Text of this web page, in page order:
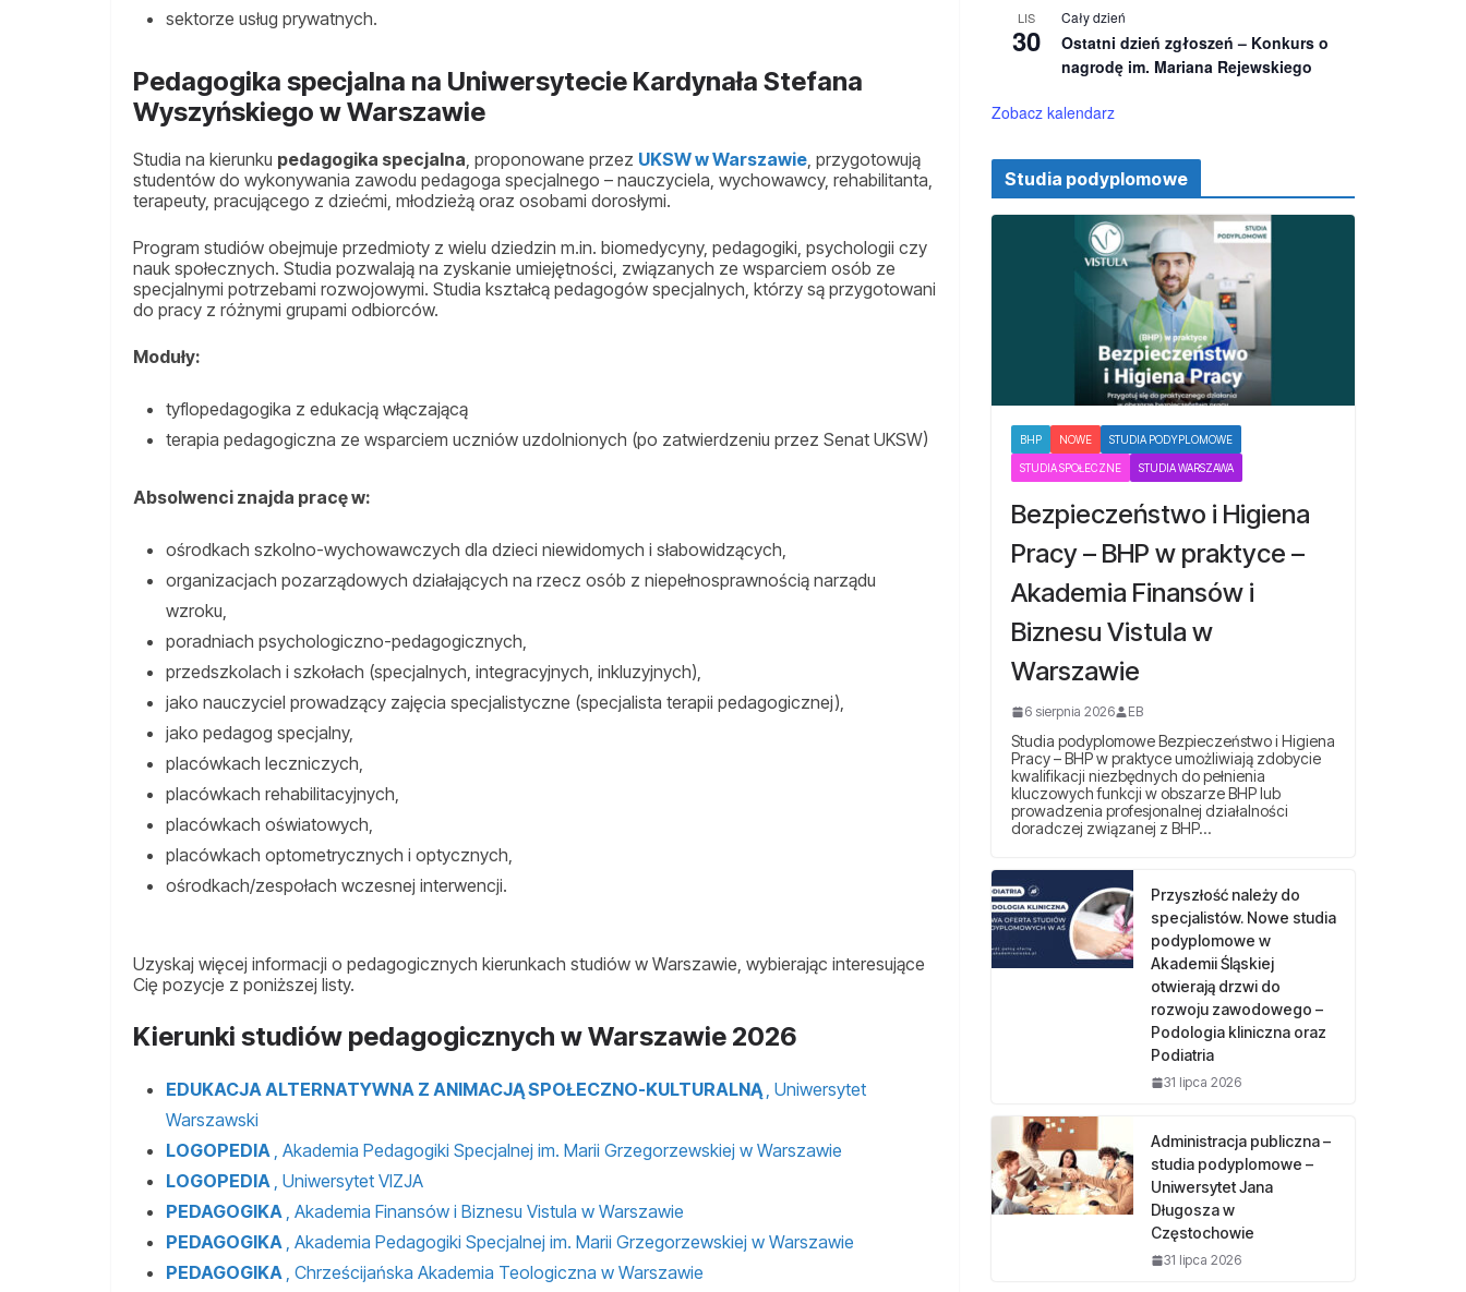
sektorze usług prywatnych.
Pedagogika specjalna na Uniwersytecie Kardynała Stefana
Wyszyńskiego w Warszawie
Studia na kierunku pedagogika specjalna , proponowane przez UKSW w Warszawie , przygotowują
studentów do wykonywania zawodu pedagoga specjalnego – nauczyciela, wychowawcy, rehabilitanta,
terapeuty, pracującego z dziećmi, młodzieżą oraz osobami dorosłymi.
Program studiów obejmuje przedmioty z wielu dziedzin m.in. biomedycyny, pedagogiki, psychologii czy
nauk społecznych. Studia pozwalają na zyskanie umiejętności, związanych ze wsparciem osób ze
specjalnymi potrzebami rozwojowymi. Studia kształcą pedagogów specjalnych, którzy są przygotowani
do pracy z różnymi grupami odbiorców.
Moduły:
tyflopedagogika z edukacją włączającą
terapia pedagogiczna ze wsparciem uczniów uzdolnionych (po zatwierdzeniu przez Senat UKSW)
Absolwenci znajda pracę w:
ośrodkach szkolno-wychowawczych dla dzieci niewidomych i słabowidzących,
organizacjach pozarządowych działających na rzecz osób z niepełnosprawnością narządu
wzroku,
poradniach psychologiczno-pedagogicznych,
przedszkolach i szkołach (specjalnych, integracyjnych, inkluzyjnych),
jako nauczyciel prowadzący zajęcia specjalistyczne (specjalista terapii pedagogicznej),
jako pedagog specjalny,
placówkach leczniczych,
placówkach rehabilitacyjnych,
placówkach oświatowych,
placówkach optometrycznych i optycznych,
ośrodkach/zespołach wczesnej interwencji.
Uzyskaj więcej informacji o pedagogicznych kierunkach studiów w Warszawie, wybierając interesujące
Cię pozycje z poniższej listy.
Kierunki studiów pedagogicznych w Warszawie 2026
EDUKACJA ALTERNATYWNA Z ANIMACJĄ SPOŁECZNO-KULTURALNĄ , Uniwersytet
Warszawski
LOGOPEDIA , Akademia Pedagogiki Specjalnej im. Marii Grzegorzewskiej w Warszawie
LOGOPEDIA , Uniwersytet VIZJA
PEDAGOGIKA , Akademia Finansów i Biznesu Vistula w Warszawie
PEDAGOGIKA , Akademia Pedagogiki Specjalnej im. Marii Grzegorzewskiej w Warszawie
PEDAGOGIKA , Chrześcijańska Akademia Teologiczna w Warszawie
n
e
LIS
30
Cały dzień
Ostatni dzień zgłoszeń – Konkurs o
nagrodę im. Mariana Rejewskiego
Zobacz kalendarz
Studia podyplomowe
BHP NOWE STUDIA PODYPLOMOWE
STUDIA SPOŁECZNE STUDIA WARSZAWA
Bezpieczeństwo i Higiena
Pracy – BHP w praktyce –
Akademia Finansów i
Biznesu Vistula w
Warszawie
6 sierpnia 2026 EB
Studia podyplomowe Bezpieczeństwo i Higiena
Pracy – BHP w praktyce umożliwiają zdobycie
kwalifikacji niezbędnych do pełnienia
kluczowych funkcji w obszarze BHP lub
prowadzenia profesjonalnej działalności
doradczej związanej z BHP…
Przyszłość należy do
specjalistów. Nowe studia
podyplomowe w
Akademii Śląskiej
otwierają drzwi do
rozwoju zawodowego –
Podologia kliniczna oraz
Podiatria
31 lipca 2026
Administracja publiczna –
studia podyplomowe –
Uniwersytet Jana
Długosza w
Częstochowie
31 lipca 2026